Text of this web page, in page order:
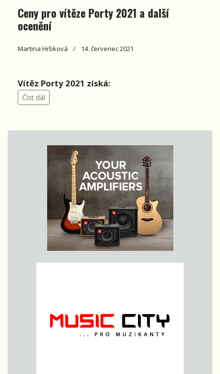
Ceny pro vítěze Porty 2021 a další
ocenění
Martina Hrbková 14. červenec 2021
Vítěz Porty 2021 získá:
Číst dál